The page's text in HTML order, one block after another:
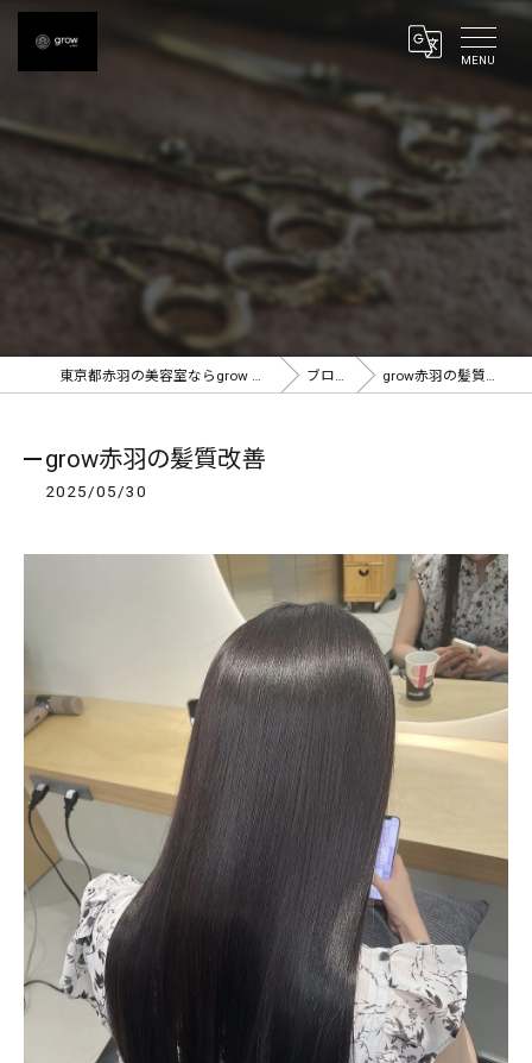
東京都赤羽の美容室ならgrow 赤羽 ブログ grow赤羽の髪質改善
grow赤羽の髪質改善
2025/05/30